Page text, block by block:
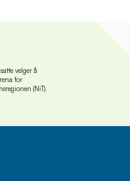
velger å
for
(NiT).